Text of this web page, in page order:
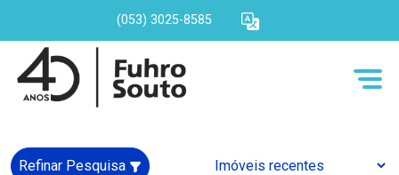
(053) 3025-8585
Refinar Pesquisa